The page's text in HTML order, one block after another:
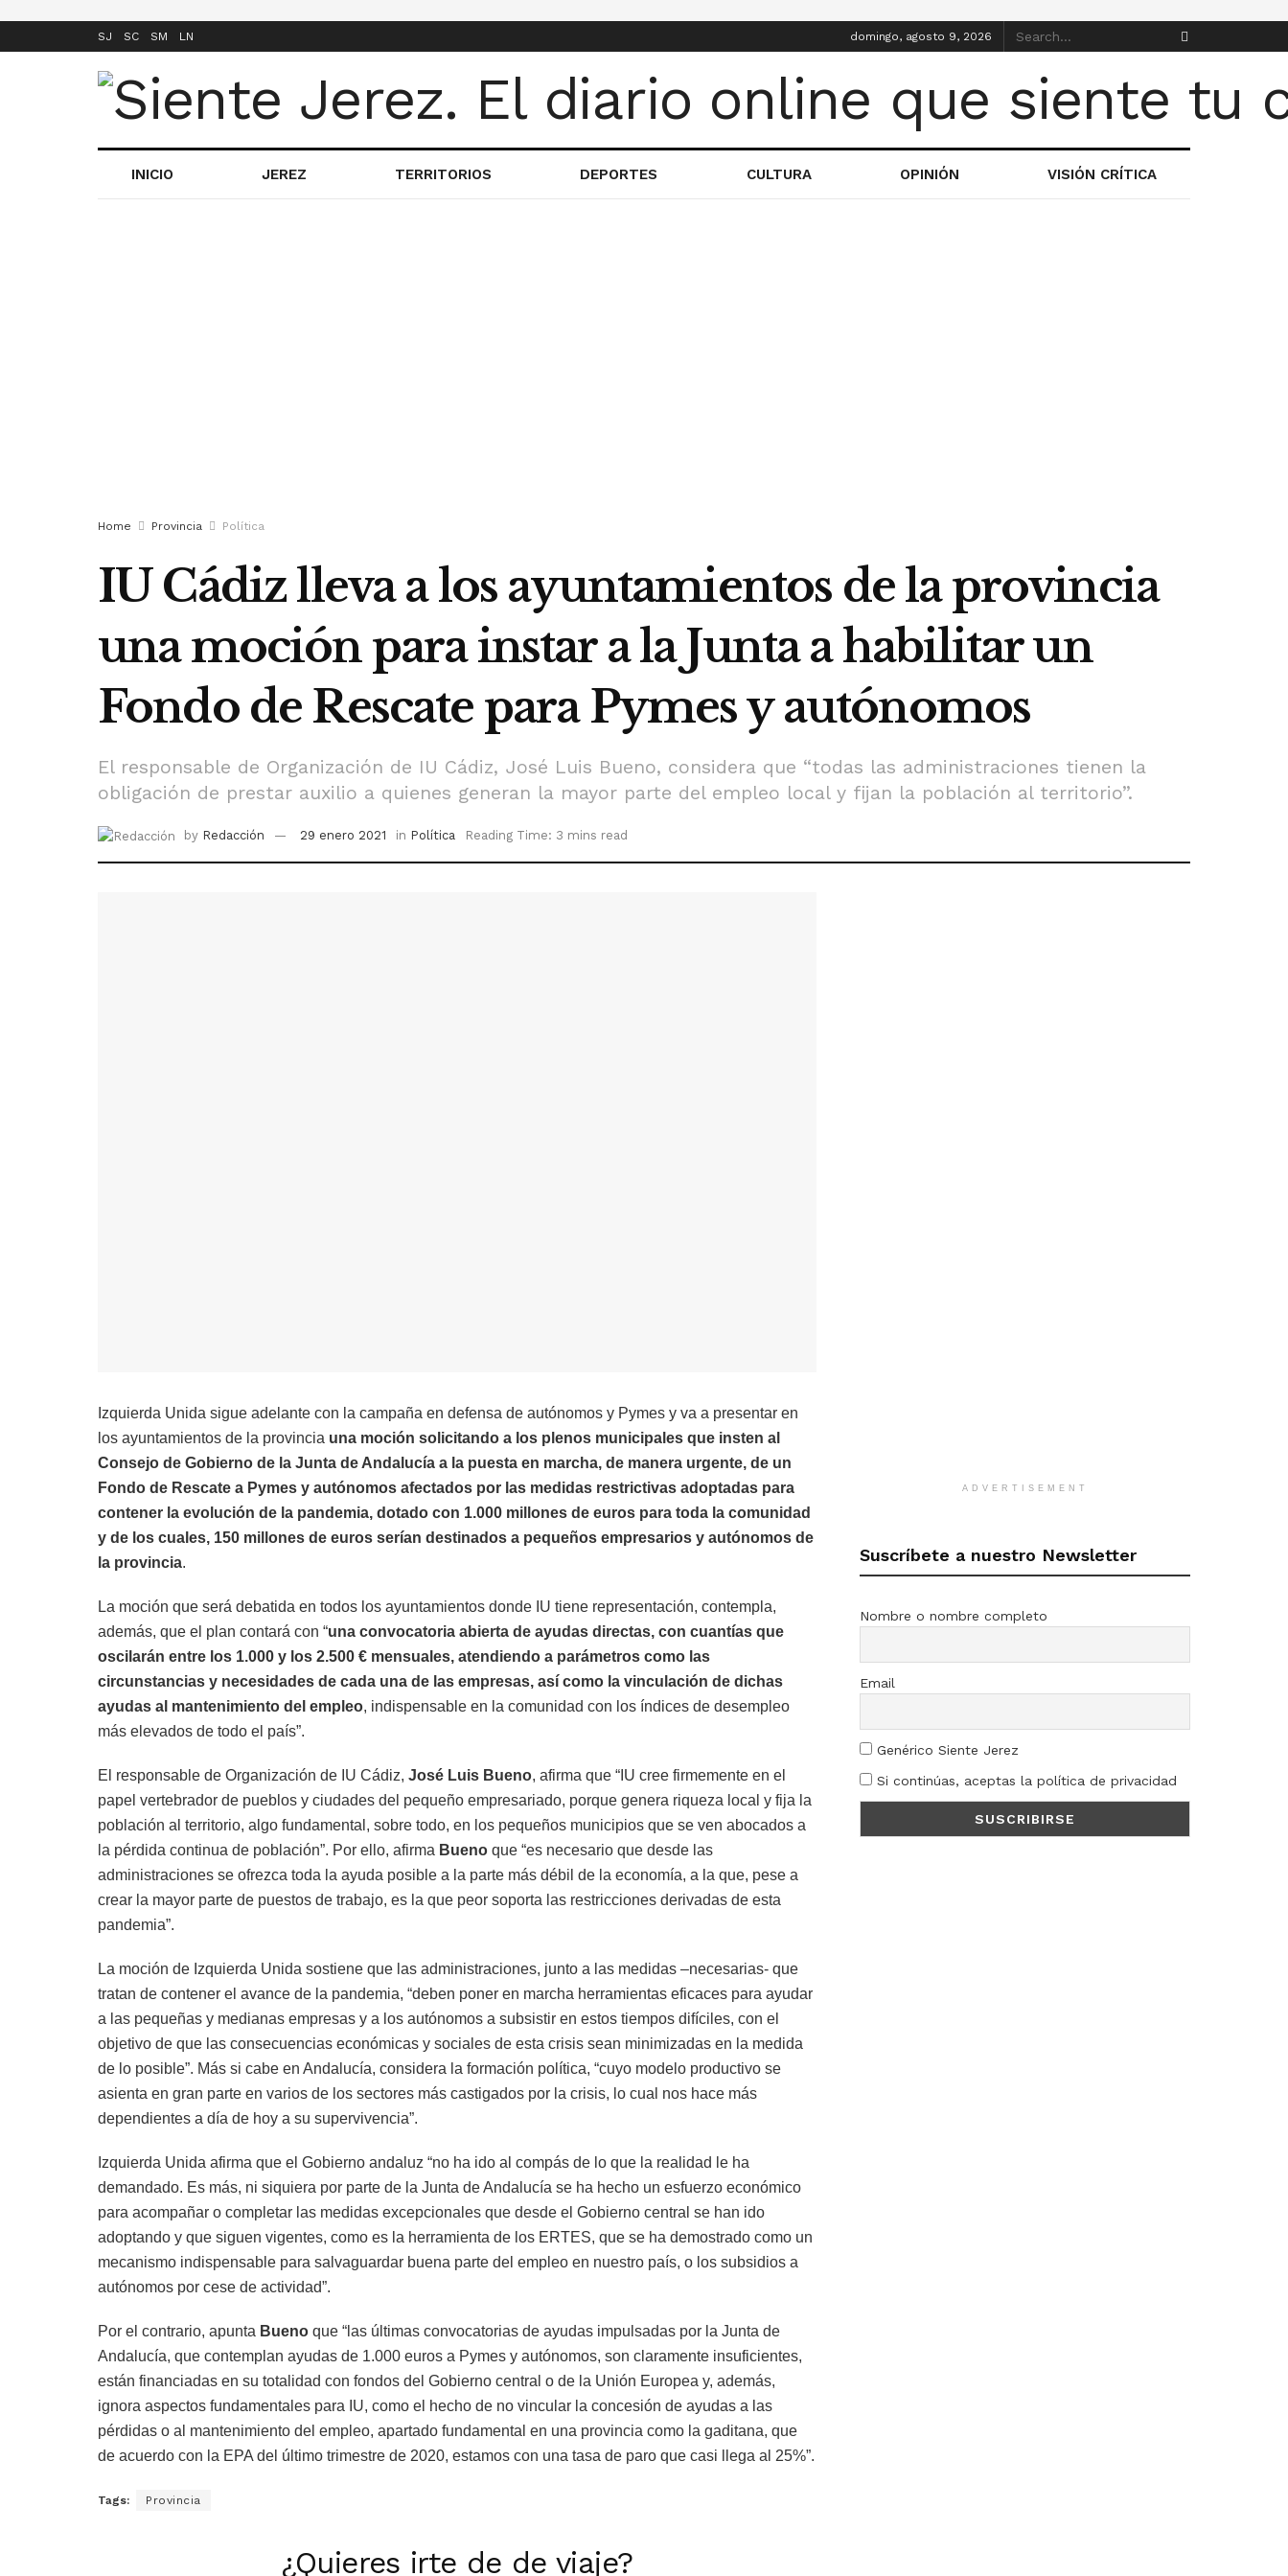
SJ SC SM LN domingo, agosto 9, 2026
INICIO JEREZ TERRITORIOS DEPORTES CULTURA OPINIÓN VISIÓN CRÍTICA
Home Provincia Política
IU Cádiz lleva a los ayuntamientos de la provincia
una moción para instar a la Junta a habilitar un
Fondo de Rescate para Pymes y autónomos
El responsable de Organización de IU Cádiz, José Luis Bueno, considera que “todas las administraciones tienen la
obligación de prestar auxilio a quienes generan la mayor parte del empleo local y fijan la población al territorio”.
by Redacción 29 enero 2021 in Política Reading Time: 3 mins read
Izquierda Unida sigue adelante con la campaña en defensa de autónomos y Pymes y va a presentar en
los ayuntamientos de la provincia una moción solicitando a los plenos municipales que insten al
Consejo de Gobierno de la Junta de Andalucía a la puesta en marcha, de manera urgente, de un
Fondo de Rescate a Pymes y autónomos afectados por las medidas restrictivas adoptadas para
contener la evolución de la pandemia, dotado con 1.000 millones de euros para toda la comunidad
y de los cuales, 150 millones de euros serían destinados a pequeños empresarios y autónomos de
la provincia.
La moción que será debatida en todos los ayuntamientos donde IU tiene representación, contempla,
además, que el plan contará con “una convocatoria abierta de ayudas directas, con cuantías que
oscilarán entre los 1.000 y los 2.500 € mensuales, atendiendo a parámetros como las
circunstancias y necesidades de cada una de las empresas, así como la vinculación de dichas
ayudas al mantenimiento del empleo, indispensable en la comunidad con los índices de desempleo
más elevados de todo el país”.
El responsable de Organización de IU Cádiz, José Luis Bueno, afirma que “IU cree firmemente en el
papel vertebrador de pueblos y ciudades del pequeño empresariado, porque genera riqueza local y fija la
población al territorio, algo fundamental, sobre todo, en los pequeños municipios que se ven abocados a
la pérdida continua de población”. Por ello, afirma Bueno que “es necesario que desde las
administraciones se ofrezca toda la ayuda posible a la parte más débil de la economía, a la que, pese a
crear la mayor parte de puestos de trabajo, es la que peor soporta las restricciones derivadas de esta
pandemia”.
La moción de Izquierda Unida sostiene que las administraciones, junto a las medidas –necesarias- que
tratan de contener el avance de la pandemia, “deben poner en marcha herramientas eficaces para ayudar
a las pequeñas y medianas empresas y a los autónomos a subsistir en estos tiempos difíciles, con el
objetivo de que las consecuencias económicas y sociales de esta crisis sean minimizadas en la medida
de lo posible”. Más si cabe en Andalucía, considera la formación política, “cuyo modelo productivo se
asienta en gran parte en varios de los sectores más castigados por la crisis, lo cual nos hace más
dependientes a día de hoy a su supervivencia”.
Izquierda Unida afirma que el Gobierno andaluz “no ha ido al compás de lo que la realidad le ha
demandado. Es más, ni siquiera por parte de la Junta de Andalucía se ha hecho un esfuerzo económico
para acompañar o completar las medidas excepcionales que desde el Gobierno central se han ido
adoptando y que siguen vigentes, como es la herramienta de los ERTES, que se ha demostrado como un
mecanismo indispensable para salvaguardar buena parte del empleo en nuestro país, o los subsidios a
autónomos por cese de actividad”.
Por el contrario, apunta Bueno que “las últimas convocatorias de ayudas impulsadas por la Junta de
Andalucía, que contemplan ayudas de 1.000 euros a Pymes y autónomos, son claramente insuficientes,
están financiadas en su totalidad con fondos del Gobierno central o de la Unión Europea y, además,
ignora aspectos fundamentales para IU, como el hecho de no vincular la concesión de ayudas a las
pérdidas o al mantenimiento del empleo, apartado fundamental en una provincia como la gaditana, que
de acuerdo con la EPA del último trimestre de 2020, estamos con una tasa de paro que casi llega al 25%”.
Tags: Provincia
¿Quieres irte de de viaje?
ADVERTISEMENT
Suscríbete a nuestro Newsletter
Nombre o nombre completo
Email
Genérico Siente Jerez
Si continúas, aceptas la política de privacidad